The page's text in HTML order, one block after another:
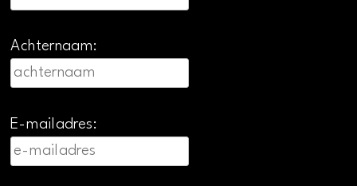
Achternaam:
E-mailadres: